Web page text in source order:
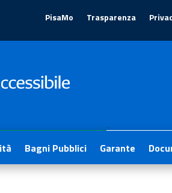
PisaMo Trasparenza
1
Bagni Pubblici Garante